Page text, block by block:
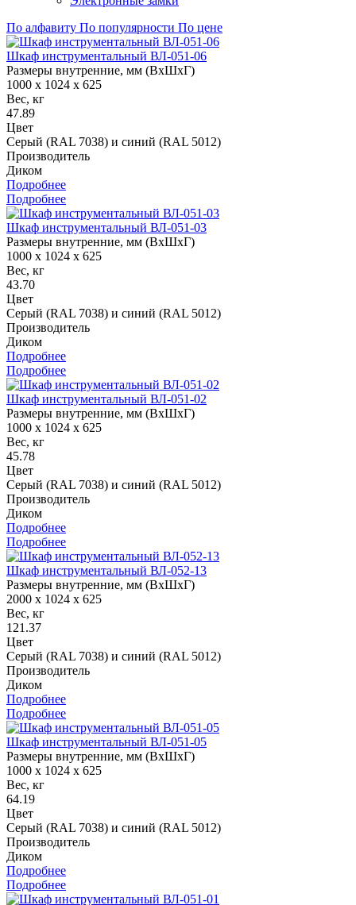
По алфавиту По популярности По цене
Шкаф инструментальный ВЛ-051-06
Размеры внутренние, мм (ВхШхГ)
1000 x 1024 x 625
Вес, кг
47.89
Цвет
Серый (RAL 7038) и синий (RAL 5012)
Производитель
Диком
Подробнее
Подробнее
Шкаф инструментальный ВЛ-051-03
Размеры внутренние, мм (ВхШхГ)
1000 x 1024 x 625
Вес, кг
43.70
Цвет
Серый (RAL 7038) и синий (RAL 5012)
Производитель
Диком
Подробнее
Подробнее
Шкаф инструментальный ВЛ-051-02
Размеры внутренние, мм (ВхШхГ)
1000 x 1024 x 625
Вес, кг
45.78
Цвет
Серый (RAL 7038) и синий (RAL 5012)
Производитель
Диком
Подробнее
Подробнее
Шкаф инструментальный ВЛ-052-13
Размеры внутренние, мм (ВхШхГ)
2000 x 1024 x 625
Вес, кг
121.37
Цвет
Серый (RAL 7038) и синий (RAL 5012)
Производитель
Диком
Подробнее
Подробнее
Шкаф инструментальный ВЛ-051-05
Размеры внутренние, мм (ВхШхГ)
1000 x 1024 x 625
Вес, кг
64.19
Цвет
Серый (RAL 7038) и синий (RAL 5012)
Производитель
Диком
Подробнее
Подробнее